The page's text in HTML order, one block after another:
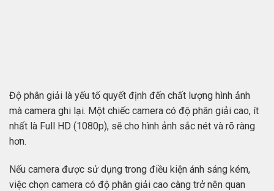
Độ phân giải là yếu tố quyết định đến chất lượng hình ảnh
mà camera ghi lại. Một chiếc camera có độ phân giải cao, ít
nhất là Full HD (1080p), sẽ cho hình ảnh sắc nét và rõ ràng
hơn.
Nếu camera được sử dụng trong điều kiện ánh sáng kém,
việc chọn camera có độ phân giải cao càng trở nên quan